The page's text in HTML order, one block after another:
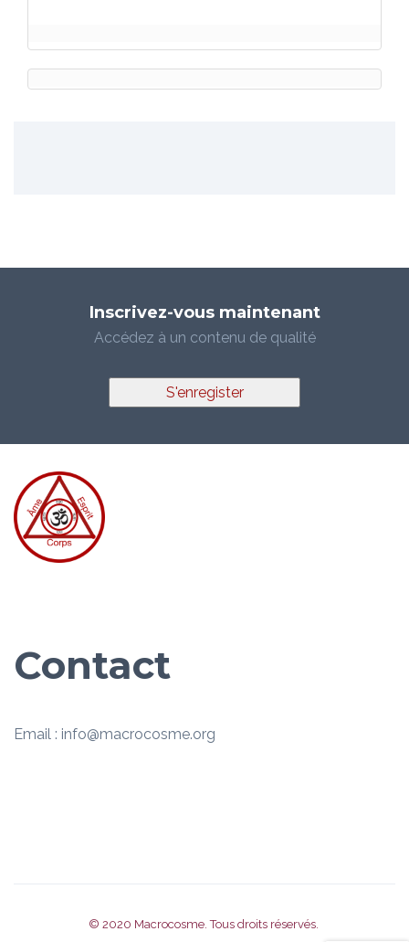
Inscrivez-vous maintenant
Accédez à un contenu de qualité
S'enregister
Contact
Email : info@macrocosme.org
© 2020 Macrocosme. Tous droits réservés.